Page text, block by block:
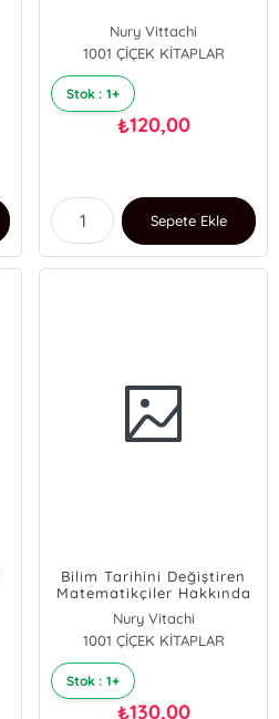
Nury Vittachi
1001 ÇİÇEK KİTAPLAR
Stok : 1+
₺120,00
Sepete Ekle
Bilim Tarihini Değiştiren
Matematikçiler Hakkında
Beş Şaşırtıcı Öykü
Nury Vitachi
1001 ÇİÇEK KİTAPLAR
Stok : 1+
₺130,00